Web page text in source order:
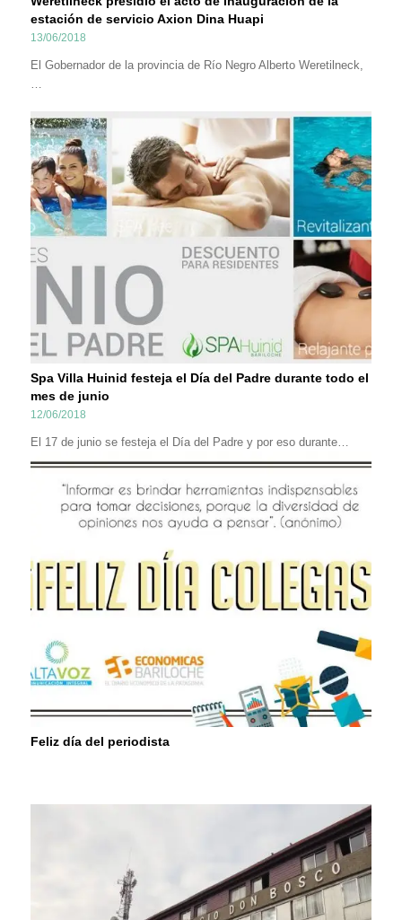
estación de servicio Axion Dina Huapi
13/06/2018
El Gobernador de la provincia de Río Negro Alberto Weretilneck,
Spa Villa Huinid festeja el Día del Padre durante todo el
mes de junio
12/06/2018
El 17 de junio se festeja el Día del Padre y por eso durante…
Feliz día del periodista